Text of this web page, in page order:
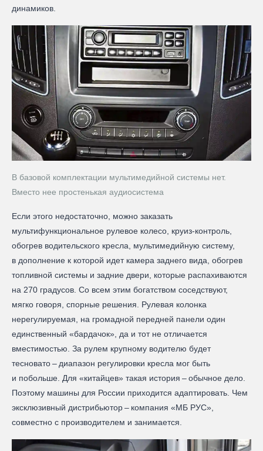
динамиков.
В базовой комплектации мультимедийной системы нет.
Вместо нее простенькая аудиосистема
Если этого недостаточно, можно заказать
мультифункциональное рулевое колесо, круиз-контроль,
обогрев водительского кресла, мультимедийную систему,
в дополнение к которой идет камера заднего вида, обогрев
топливной системы и задние двери, которые распахиваются
на 270 градусов. Со всем этим богатством соседствуют,
мягко говоря, спорные решения. Рулевая колонка ​
нерегулируемая, на громадной передней панели один
единственный «бардачок», да и тот не отличается
вместимостью. За рулем крупному водителю будет
тесновато – ​диапазон регулировки кресла мог быть
и побольше. Для «китайцев» такая история – ​обычное дело.
Поэтому машины для России приходится адаптировать. Чем
эксклюзивный дистрибьютор – ​компания «МБ РУС»,
совместно с производителем и занимается.